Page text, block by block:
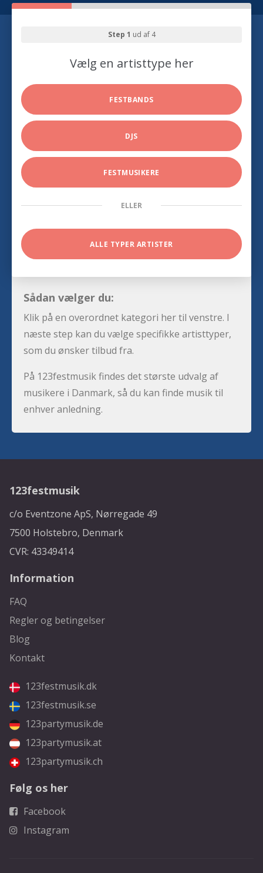
Step 1 ud af 4
Vælg en artisttype her
FESTBANDS
DJS
FESTMUSIKERE
ELLER
ALLE TYPER ARTISTER
Sådan vælger du:
Klik på en overordnet kategori her til venstre. I
næste step kan du vælge specifikke artisttyper,
som du ønsker tilbud fra.
På 123festmusik findes det største udvalg af
musikere i Danmark, så du kan finde musik til
enhver anledning.
123festmusik
c/o Eventzone ApS, Nørregade 49
7500 Holstebro, Denmark
CVR: 43349414
Information
FAQ
Regler og betingelser
Blog
Kontakt
123festmusik.dk
123festmusik.se
123partymusik.de
123partymusik.at
123partymusik.ch
Følg os her
Facebook
Instagram